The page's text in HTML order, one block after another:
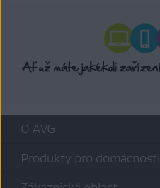
O AVG
Produkty pro domácnosti